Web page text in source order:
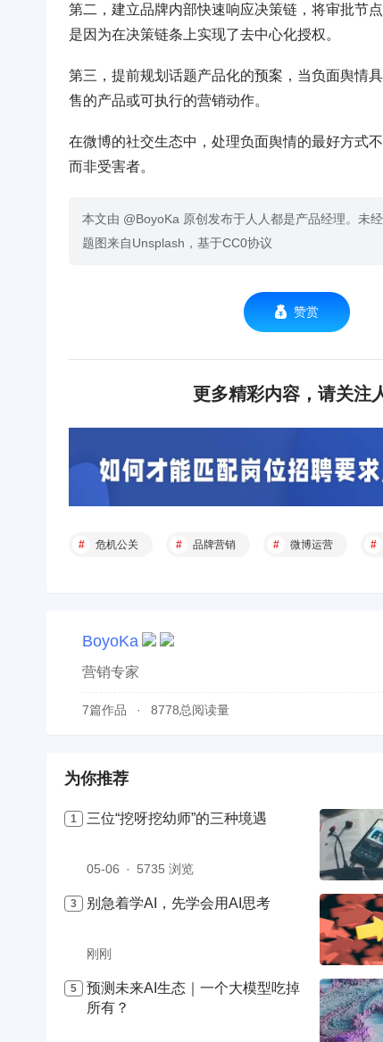
第二，建立品牌内部快速响应决策链，将审批节
是因为在决策链条上实现了去中心化授权。
第三，提前规划话题产品化的预案，当负面舆情
售的产品或可执行的营销动作。
在微博的社交生态中，处理负面舆情的最好方
而非受害者。
本文由 @BoyoKa 原创发布于人人都是产品经理。未
题图来自Unsplash，基于CC0协议
赞赏
更多精彩内容，请关注
危机公关 品牌营销 微博运营
BoyoKa
营销专家
7篇作品 8778总阅读量
为你推荐
三位“挖呀挖幼师”的三种境遇
05-06 5735 浏览
别急着学AI，先学会用AI思考
刚刚
预测未来AI生态｜一个大模型吃掉
所有？